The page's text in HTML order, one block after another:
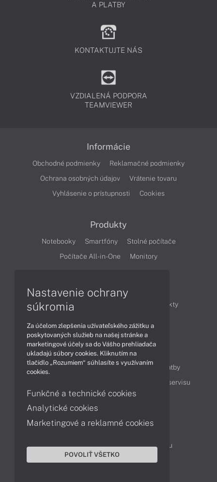
A PLATBY
KONTAKTUJTE NÁS
VZDIALENÁ PODPORA
TEAMVIEWER
Informácie
Obchodné podmienky
Reklamačné podmienky
Ochrana osobných údajov
Vrátenie tovaru
Vyhlásenie o prístupnosti
Cookies
Produkty
Notebooky Smartfóny
Stolné počítače
Počítače All-in-One
Monitory
Články
Obchodné informácie
Produkty
Obsah
Ako nakupovať
Možnosti doručenia a platby
Cenník servisu
Kontakty
Servisné oddelenie
Reklamácia tovaru
Nastavenie ochrany
súkromia
Za účelom zlepšenia užívateľského zážitku a
poskytovaných služieb na našej stránke a
marketingové účely sa do Vášho prehliadača
ukladajú súbory cookies. Kliknutím na
tlačidlo „Rozumiem“ súhlasíte s využívaním
cookies.
Funkčné a technické cookies
Analytické cookies
Marketingové a reklamné cookies
POVOLIŤ VŠETKO